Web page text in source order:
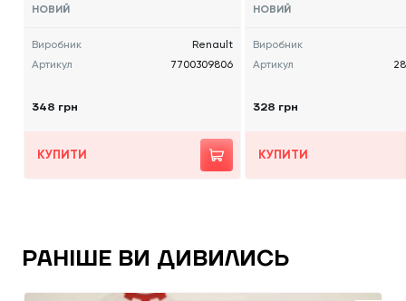
НОВИЙ
Виробник
Renault
Артикул
7700309806
348 грн
КУПИТИ
НОВИЙ
Виробник
Артикул
328 грн
КУПИТИ
РАНІШЕ ВИ ДИВИЛИСЬ